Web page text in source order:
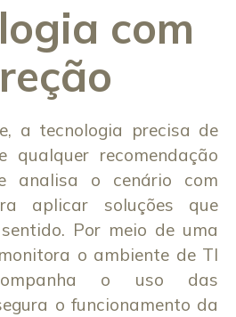
com
a tecnologia precisa de
qualquer recomendação
analisa o cenário com
aplicar soluções que
Por meio de uma
o ambiente de TI
o uso das
o funcionamento da